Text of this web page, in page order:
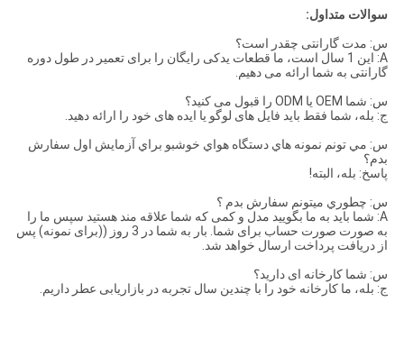
سوالات متداول:
س: مدت گارانتی چقدر است؟
A: این 1 سال است، ما قطعات یدکی رایگان را برای تعمیر در طول دوره
گارانتی به شما ارائه می دهیم.
س: شما OEM یا ODM را قبول می کنید؟
ج: بله، شما فقط باید فایل های لوگو یا ایده های خود را ارائه دهید.
س: مي تونم نمونه هاي دستگاه هواي خوشبو براي آزمايش اول سفارش
بدم؟
پاسخ: بله، البته!
س: چطوري ميتونم سفارش بدم ؟
A: شما باید به ما بگویید مدل و کمی که شما علاقه مند هستید سپس ما را
به صورت صورت حساب برای شما. بار به شما در 3 روز ((برای نمونه) پس
از دریافت پرداخت ارسال خواهد شد.
س: شما کارخانه ای دارید؟
ج: بله، ما کارخانه خود را با چندین سال تجربه در بازاریابی عطر داریم.